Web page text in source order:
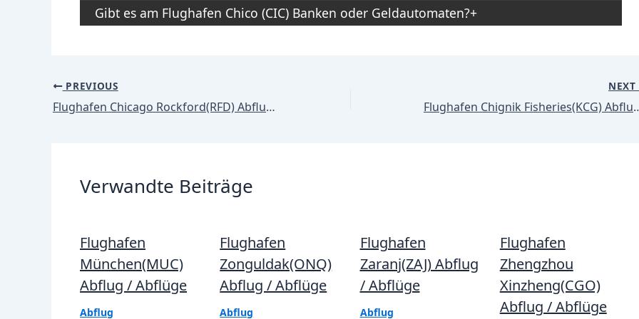
Gibt es am Flughafen Chico (CIC) Banken oder Geldautomaten?
Post
navigation
PREVIOUS
Flughafen Chicago Rockford(RFD) Abflug / Abflüge
NEXT
Flughafen Chignik
Verwandte Beiträge
Flughafen
München(MUC)
Abflug / Abflüge
Abflug
Flughafen
Zonguldak(ONQ)
Abflug / Abflüge
Abflug
Flughafen
Zaranj(ZAJ) Abflug
/ Abflüge
Abflug
Flughafen
Zhengzhou
Xinzheng(CGO)
Abflug / Abflüge